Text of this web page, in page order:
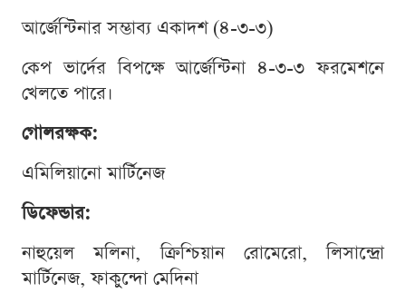
আর্জেন্টিনার সম্ভাব্য একাদশ (৪-৩-৩)
কেপ ভার্দের বিপক্ষে আর্জেন্টিনা ৪-৩-৩ ফরমেশনে
খেলতে পারে।
গোলরক্ষক:
এমিলিয়ানো মার্টিনেজ
ডিফেন্ডার:
নাহুয়েল মলিনা, ক্রিশ্চিয়ান রোমেরো, লিসান্দ্রো
মার্টিনেজ, ফাকুন্দো মেদিনা